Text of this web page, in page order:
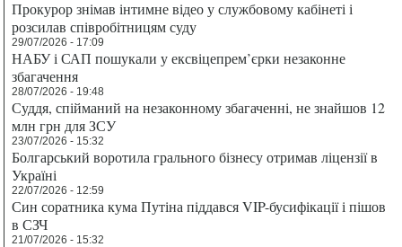
Прокурор знімав інтимне відео у службовому кабінеті і
розсилав співробітницям суду
29/07/2026 - 17:09
НАБУ і САП пошукали у ексвіцепрем’єрки незаконне
збагачення
28/07/2026 - 19:48
Суддя, спійманий на незаконному збагаченні, не знайшов 12
млн грн для ЗСУ
23/07/2026 - 15:32
Болгарський воротила грального бізнесу отримав ліцензії в
Україні
22/07/2026 - 12:59
Син соратника кума Путіна піддався VIP-бусифікації і пішов
в СЗЧ
21/07/2026 - 15:32